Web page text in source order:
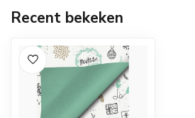
Recent bekeken